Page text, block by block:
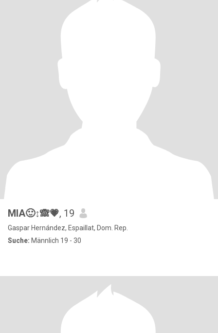
MIA🙂‍↕️🙈💗, 19
Gaspar Hernández, Espaillat, Dom. Rep.
Suche: Männlich 19 - 30